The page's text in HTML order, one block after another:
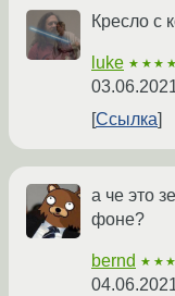
Кресло с
luke
Ссылка
а че это
фоне?
bernd